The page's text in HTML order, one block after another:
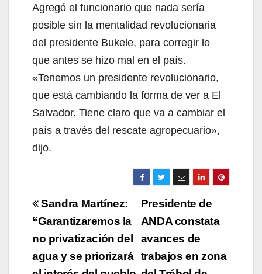
Agregó el funcionario que nada sería
posible sin la mentalidad revolucionaria
del presidente Bukele, para corregir lo
que antes se hizo mal en el país.
«Tenemos un presidente revolucionario,
que está cambiando la forma de ver a El
Salvador. Tiene claro que va a cambiar el
país a través del rescate agropecuario»,
dijo.
Navegación
de
entradas
Presidente de
ANDA constata
avances de
trabajos en zona
Sandra Martínez:
“Garantizaremos la
no privatización del
agua y se priorizará